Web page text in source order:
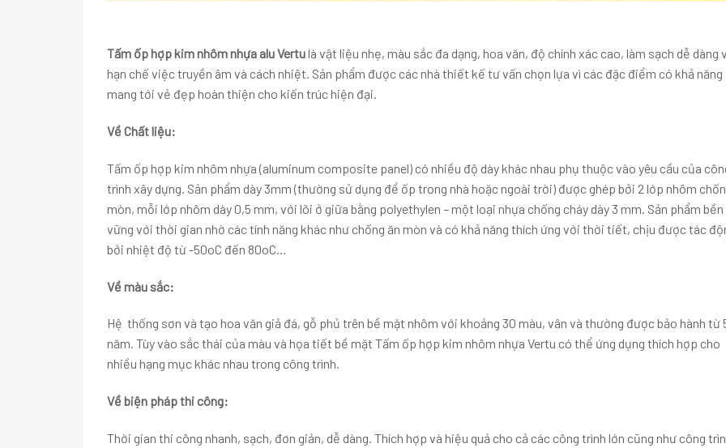
Tấm ốp hợp kim nhôm nhựa alu Vertulà vật liệu nhẹ, màu sắc đa dạng, hoa văn, độ chính xác cao, làm sạch dễ dàng
hạn chế việc truyền âm và cách nhiệt. Sản phẩm được các nhà thiết kế tư vấn chọn lựa vì các đặc điểm có khả năng
mang tới vẻ đẹp hoàn thiện cho kiến trúc hiện đại.
Về Chất liệu:
Tấm ốp hợp kim nhôm nhựa (aluminum composite panel) có nhiều độ dày khác nhau phụ thuộc vào yêu cầu của
trình xây dựng. Sản phẩm dày 3mm (thường sử dụng để ốp trong nhà hoặc ngoài trời) được ghép bởi 2 lớp nhôm
mòn, mỗi lớp nhôm dày 0,5 mm, với lõi ở giữa bằng polyethylen – một loại nhựa chống cháy dày 3 mm. Sản phẩm bền
vững với thời gian nhờ các tính năng khác như chống ăn mòn và có khả năng thích ứng với thời tiết, chịu được tác
bởi nhiệt độ từ -50oC đến 80oC…
Về màu sắc:
Hệ thống sơn và tạo hoa văn giả đá, gỗ phủ trên bề mặt nhôm với khoảng 30 màu, vân và thường được bảo hành từ
năm. Tùy vào sắc thái của màu và họa tiết bề mặt Tấm ốp hợp kim nhôm nhựa Vertu có thể ứng dụng thích hợp cho
nhiều hạng mục khác nhau trong công trình.
Về biện pháp thi công:
Thời gian thi công nhanh, sạch, đơn giản, dễ dàng. Thích hợp và hiệu quả cho cả các công trình lớn cũng như công